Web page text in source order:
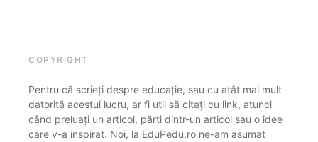
COPYRIGHT
Pentru că scrieți despre educație, sau cu atât mai mult
datorită acestui lucru, ar fi util să citați cu link, atunci
când preluați un articol, părți dintr-un articol sau o idee
care v-a inspirat. Noi, la EduPedu.ro ne-am asumat